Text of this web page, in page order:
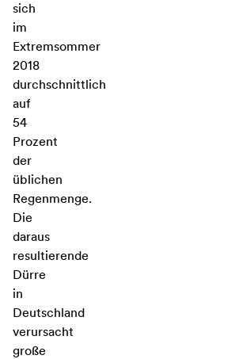
sich
im
Extremsommer
2018
durchschnittlich
auf
54
Prozent
der
üblichen
Regenmenge.
Die
daraus
resultierende
Dürre
in
Deutschland
verursacht
große